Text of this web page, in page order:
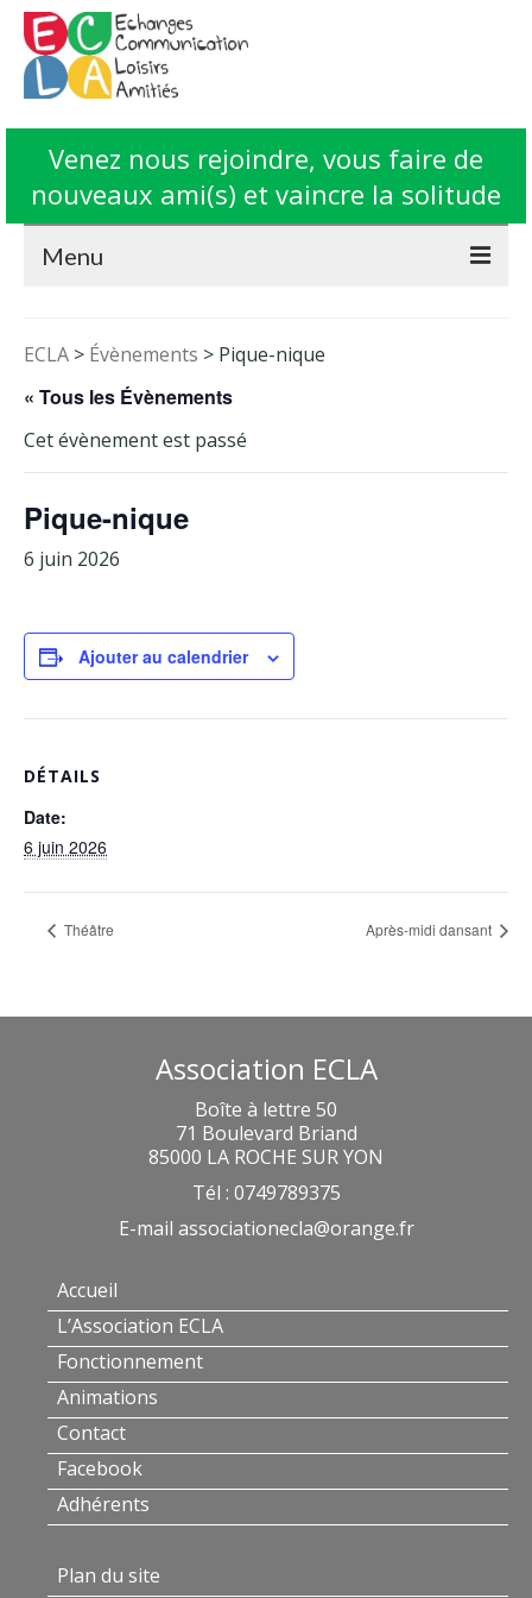
Venez nous rejoindre, vous faire de
nouveaux ami(s) et vaincre la solitude
Menu
L’Association ECLA
Contact
Facebook
ECLA > Évènements > Pique-nique
« Tous les Évènements
Cet évènement est passé
Pique-nique
6 juin 2026
Ajouter au calendrier
DÉTAILS
Date:
6 juin 2026
Théâtre Après-midi dansant
Association ECLA
Boîte à lettre 50
71 Boulevard Briand
85000 LA ROCHE SUR YON
Tél : 0749789375
E-mail associationecla@orange.fr
Accueil
L’Association ECLA
Fonctionnement
Animations
Contact
Facebook
Adhérents
Plan du site